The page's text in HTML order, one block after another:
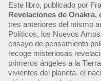
Este libro, publicado por
Revelaciones de Onakra,
tres anteriores del mismo
Políticos, los Nuevos
ensayo de pensamiento
recoge misteriosas
primeros ángeles a la
vivientes del planeta, el